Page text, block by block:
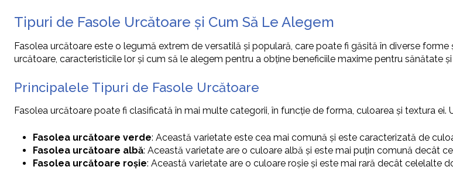
Tipuri de Fasole Urcătoare și Cum Să Le Alegem
Fasolea urcătoare este o legumă extrem de versatilă și populară, care poate fi găsită în diverse
urcătoare, caracteristicile lor și cum să le alegem pentru a obține beneficiile maxime pentru sănătate
Principalele Tipuri de Fasole Urcătoare
Fasolea urcătoare poate fi clasificată în mai multe categorii, în funcție de forma, culoarea și textura
Fasolea urcătoare verde: Această varietate este cea mai comună și este caracterizată de
Fasolea urcătoare albă: Această varietate are o culoare albă și este mai puțin comună decât
Fasolea urcătoare roșie: Această varietate are o culoare roșie și este mai rară decât celelalte